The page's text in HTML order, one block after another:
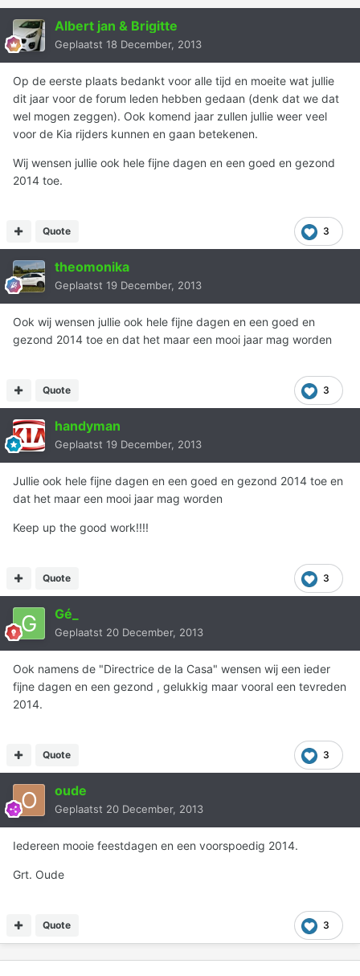
Albert jan & Brigitte
Geplaatst 18 December, 2013
Op de eerste plaats bedankt voor alle tijd en moeite wat jullie
dit jaar voor de forum leden hebben gedaan (denk dat we dat
wel mogen zeggen). Ook komend jaar zullen jullie weer veel
voor de Kia rijders kunnen en gaan betekenen.
Wij wensen jullie ook hele fijne dagen en een goed en gezond
2014 toe.
3
Quote
theomonika
Geplaatst 19 December, 2013
Ook wij wensen jullie ook hele fijne dagen en een goed en
gezond 2014 toe en dat het maar een mooi jaar mag worden
3
Quote
handyman
Geplaatst 19 December, 2013
Jullie ook hele fijne dagen en een goed en gezond 2014 toe en
dat het maar een mooi jaar mag worden
Keep up the good work!!!!
3
Quote
Gé_
Geplaatst 20 December, 2013
Ook namens de "Directrice de la Casa" wensen wij een ieder
fijne dagen en een gezond , gelukkig maar vooral een tevreden
2014.
3
Quote
oude
Geplaatst 20 December, 2013
Iedereen mooie feestdagen en een voorspoedig 2014.
Grt. Oude
3
Quote